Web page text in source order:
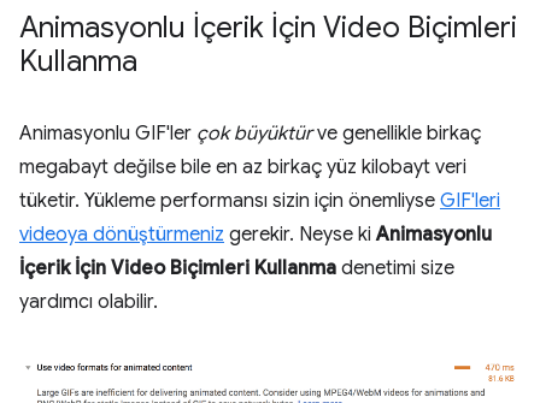
Animasyonlu İçerik İçin Video Biçimleri
Kullanma
Animasyonlu GIF'ler çok büyüktürve genellikle birkaç
megabayt değilse bile en az birkaç yüz kilobayt veri
tüketir. Yükleme performansı sizin için önemliyse GIF'leri
videoya dönüştürmeniz gerekir. Neyse kiAnimasyonlu
İçerik İçin Video Biçimleri Kullanma denetimi size
yardımcı olabilir.